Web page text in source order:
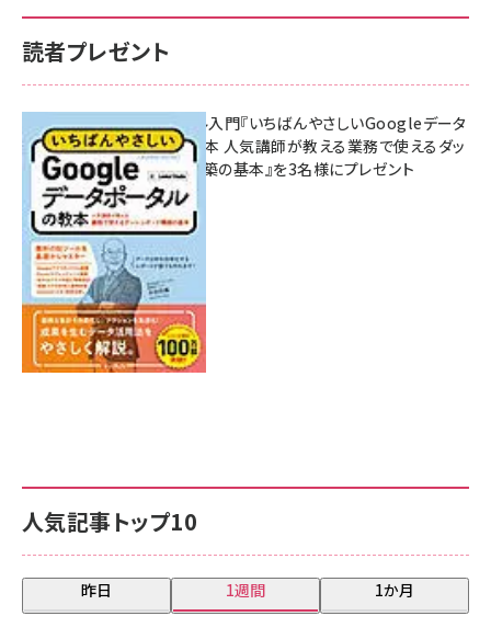
人気記事トップ10
昨日 1週間 1か月
読者プレゼント
無料BIツール入門『いちばんやさしいGoogleデータ
ポータルの教本 人気講師が教える業務で使えるダッ
シュボード構築の基本』を3名様にプレゼント
7月31日 10:00